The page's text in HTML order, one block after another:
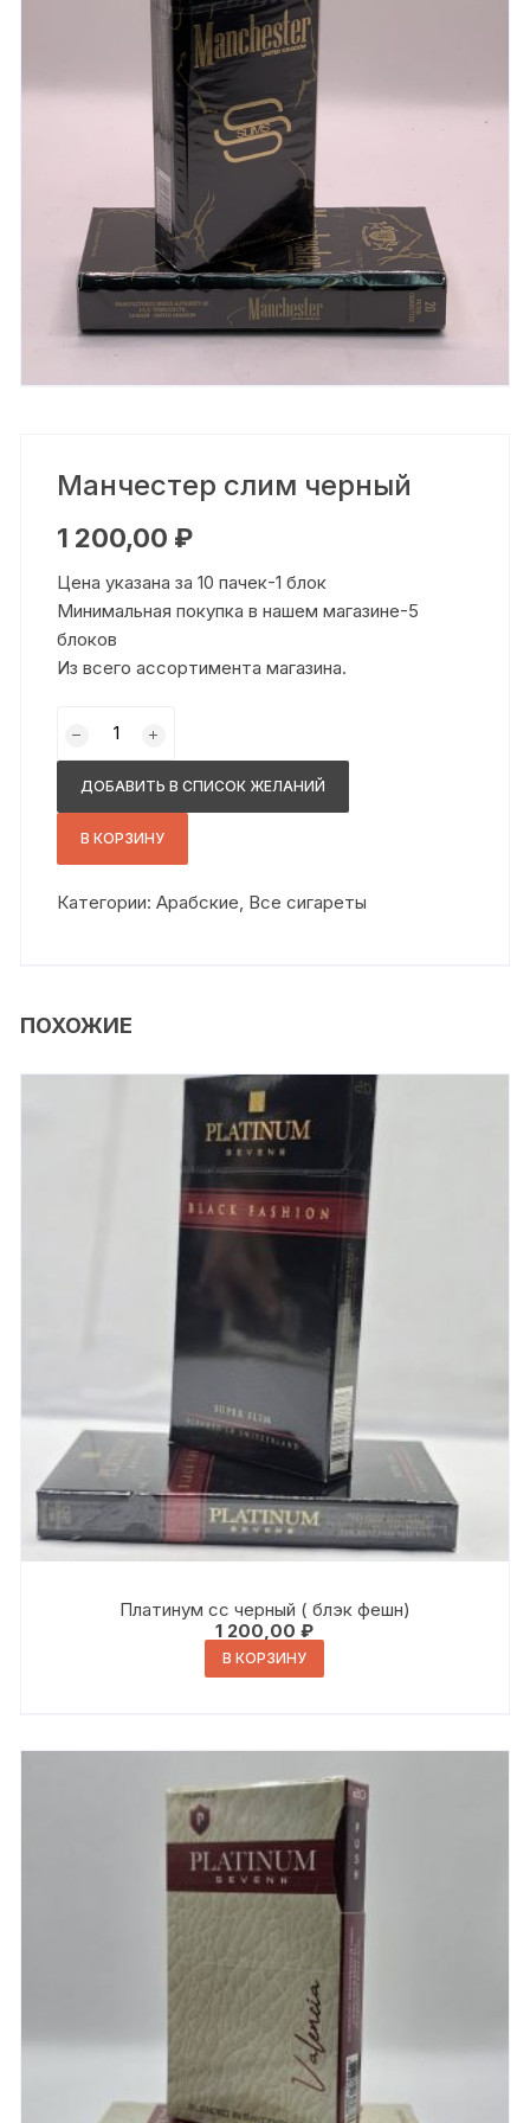
Манчестер слим черный
1 200,00 ₽
Цена указана за 10 пачек-1 блок
Минимальная покупка в нашем магазине-5
блоков
Из всего ассортимента магазина.
товара
Манчестер
черный
ДОБАВИТЬ В СПИСОК ЖЕЛАНИЙ
В КОРЗИНУ
Категории:Арабские, Все сигареты
ПОХОЖИЕ
Платинум сс черный ( блэк фешн)
1 200,00₽
В КОРЗИНУ